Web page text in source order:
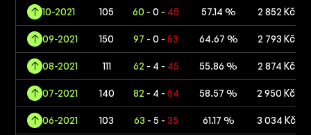
10-2021 105 60 - 0 - 45 57.14 % 2 852 Kč
09-2021 150 97 - 0 -53 64.67 % 2 793 Kč
08-2021 111 62 - 4 - 45 55.86 % 2 874 Kč
07-2021 140 82 - 4 - 54 58.57 % 2 950 Kč
06-2021 103 63 - 5 - 35 61.17 % 3 034 Kč